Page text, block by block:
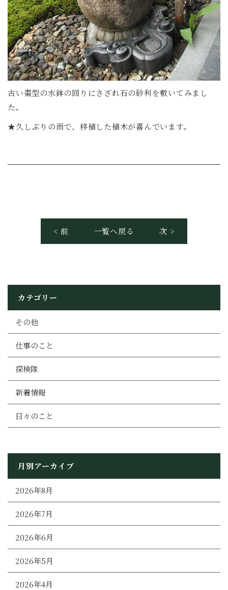
古い棗型の水鉢の回りにさざれ石の砂利を敷いてみまし
た。
★久しぶりの雨で、移植した植木が喜んでいます。
< 前 一覧へ戻る 次 >
カテゴリー
その他
仕事のこと
探検隊
新着情報
日々のこと
月別アーカイブ
2026年8月
2026年7月
2026年6月
2026年5月
2026年4月